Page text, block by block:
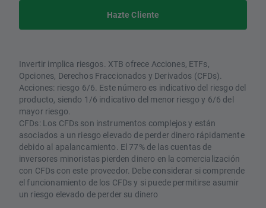
Hazte Cliente
Invertir implica riesgos. XTB ofrece Acciones, ETFs,
Opciones, Derechos Fraccionados y Derivados (CFDs).
Acciones: riesgo 6/6. Este número es indicativo del riesgo del
producto, siendo 1/6 indicativo del menor riesgo y 6/6 del
mayor riesgo.
CFDs: Los CFDs son instrumentos complejos y están
asociados a un riesgo elevado de perder dinero rápidamente
debido al apalancamiento. El 77% de las cuentas de
inversores minoristas pierden dinero en la comercialización
con CFDs con este proveedor. Debe considerar si comprende
el funcionamiento de los CFDs y si puede permitirse asumir
un riesgo elevado de perder su dinero